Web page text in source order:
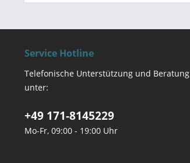
Service Hotline
Telefonische Unterstützung und Beratung
unter:
+49 171-8145229
Mo-Fr, 09:00 - 19:00 Uhr